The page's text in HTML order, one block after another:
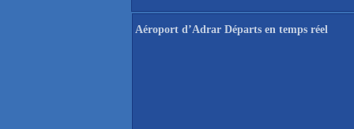
Aéroport d’Adrar Départs en temps réel